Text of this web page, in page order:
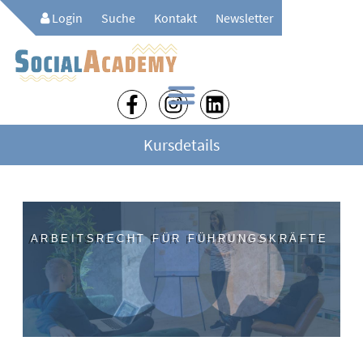
Login Suche Kontakt Newsletter
Kursdetails
ARBEITSRECHT FÜR FÜHRUNGSKRÄFTE